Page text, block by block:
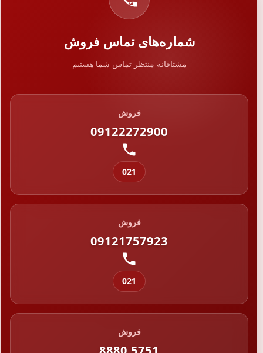
شماره‌های تماس فروش
مشتاقانه منتظر تماس شما هستیم
فروش
09122272900
021
فروش
09121757923
021
فروش